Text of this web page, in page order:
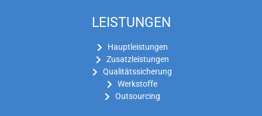
LEISTUNGEN
Hauptleistungen
Zusatzleistungen
Qualitätssicherung
Werkstoffe
Outsourcing